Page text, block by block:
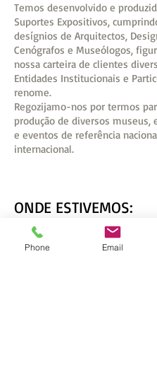
ONDE ESTIVEMOS:
LISBOA - PARIS - LONDRES
-
Temos desenvolvido e
Suportes Expositivos,
desígnios de Arquitectos,
Cenógrafos e Museólogos,
nossa carteira de clientes
Entidades Institucionais e
renome.
Regozijamo-nos por termos
produção de diversos museus,
e eventos de referência
internacional.
Phone Email